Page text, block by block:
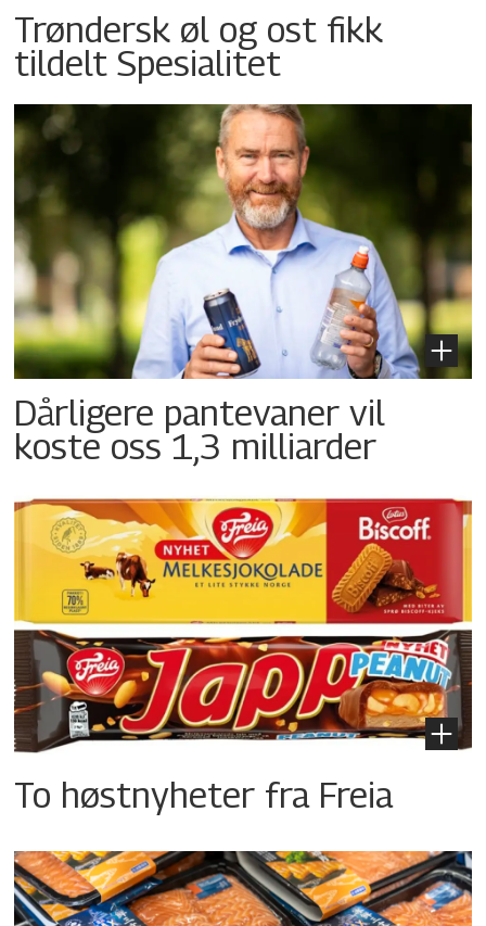
Trøndersk øl og ost fikk
tildelt Spesialitet
Dårligere pantevaner vil
koste oss 1,3 milliarder
To høstnyheter fra Freia